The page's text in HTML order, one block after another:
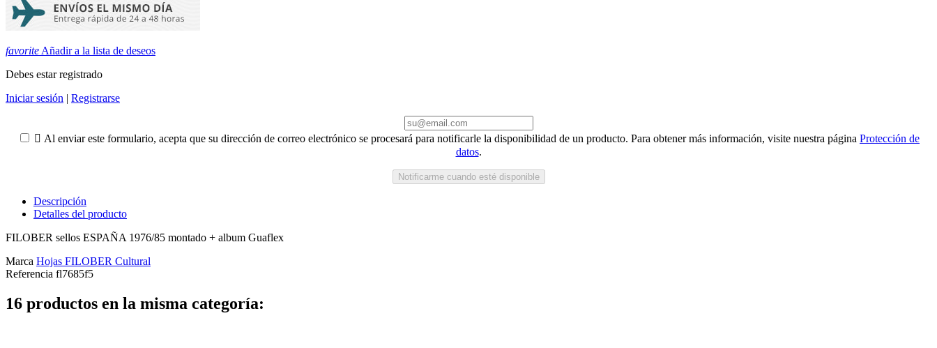
favorite Añadir a la lista de deseos
Debes estar registrado
Iniciar sesión | Registrarse
 Al enviar este formulario, acepta que su dirección de correo electrónico se procesará para notificarle la disponibilidad de un producto. Para obtener más información, visite nuestra página Protección de
datos.
Notificarme cuando esté disponible
Descripción
Detalles del producto
FILOBER sellos ESPAÑA 1976/85 montado + album Guaflex
Marca Hojas FILOBER Cultural
Referencia fl7685f5
16 productos en la misma categoría: